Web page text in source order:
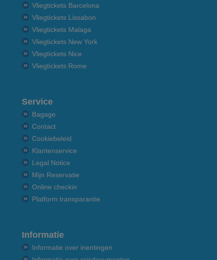
Vliegtickets Barcelona
Vliegtickets Lissabon
Vliegtickets Malaga
Vliegtickets New York
Vliegtickets Nice
Vliegtickets Rome
Service
Bagage
Contact
Cookiebeleid
Klantenservice
Legal Notice
Mijn Reservatie
Online checkin
Platform transparantie
Informatie
Informatie over inentingen